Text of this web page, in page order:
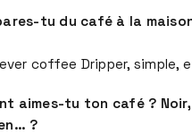
tu du café à la
coffee Dripper, simple,
aimes-tu ton café ?
?